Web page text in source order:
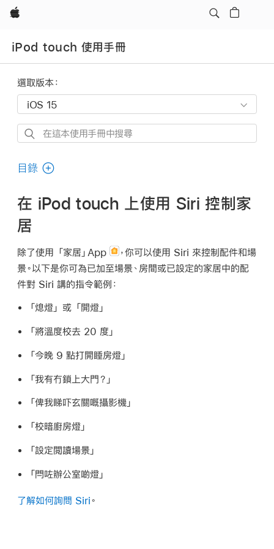
Apple
iPod touch 使用手冊
選取版本：
在
本
用
手
冊
搜
尋
目錄
在 iPod touch 上使用 Siri 控制家
居
除了使用 「家居」App
，你可以使用 Siri 來控制配件和場
景。以下是你可為已加至場景、房間或已設定的家居中的配
件對 Siri 講的指令範例：
「熄燈」 或 「開燈」
「將溫度校去 20 度」
「今晚 9 點打開睡房燈」
「我有冇鎖上大門？」
「俾我睇吓玄關嘅攝影機」
「校暗廚房燈」
「設定閲讀場景」
「閂咗辦公室啲燈」
了解如何詢問 Siri。